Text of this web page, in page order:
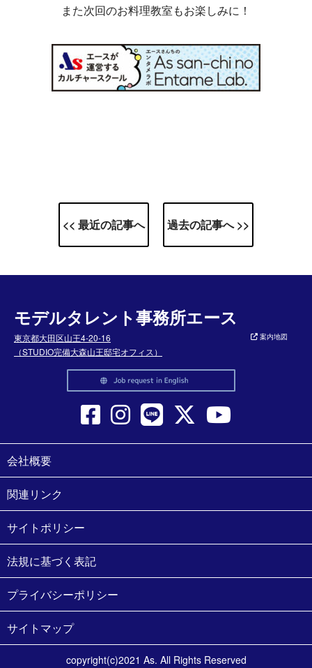
また次回のお料理教室もお楽しみに！
<< 最近の記事へ 過去の記事へ >>
モデルタレント事務所エース
東京都大田区山王4-20-16
（STUDIO完備大森山王邸宅オフィス）
案内地図
会社概要
関連リンク
サイトポリシー
法規に基づく表記
プライバシーポリシー
サイトマップ
copyright(c)2021 As. All Rights Reserved